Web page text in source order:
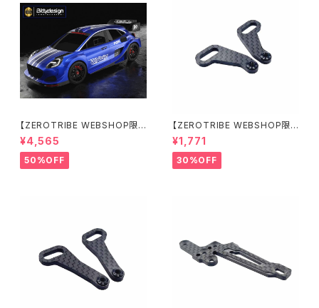
【ZEROTRIBE WEBSHOP限
定価格】BDRX-190P10R P1
0R クリアーボディ 1/10 ラリー
190mm ライトウェイト
¥4,565
50%OFF
【ZEROTRIBE WEBSHOP限
定価格】RCM-X4-CSAR カ
ーボンリアステアリングアームセ
ット XRAY X4用
¥1,771
30%OFF